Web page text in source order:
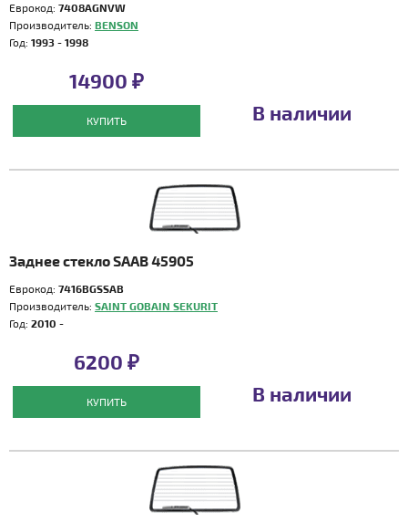
Еврокод: 7408AGNVW
Производитель: BENSON
Год: 1993 - 1998
14900 ₽
КУПИТЬ В наличии
Заднее стекло SAAB 45905
Еврокод: 7416BGSSAB
Производитель: SAINT GOBAIN SEKURIT
Год: 2010 -
6200 ₽
КУПИТЬ В наличии